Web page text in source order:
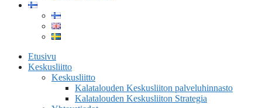
Etusivu
Keskusliitto
Keskusliitto
Kalatalouden Keskusliiton palveluhinnasto
Kalatalouden Keskusliiton Strategia